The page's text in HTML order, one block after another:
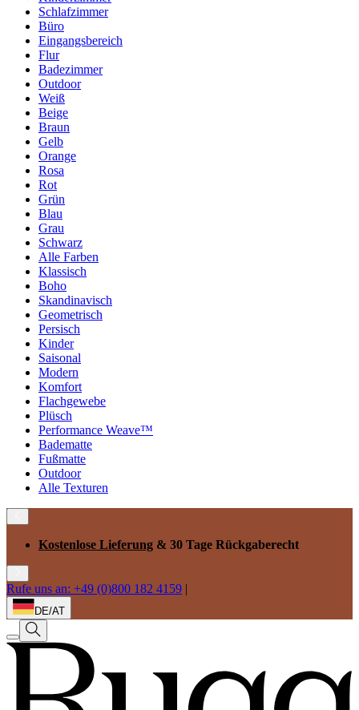
Schlafzimmer
Büro
Eingangsbereich
Flur
Badezimmer
Outdoor
Weiß
Beige
Braun
Gelb
Orange
Rosa
Rot
Grün
Blau
Grau
Schwarz
Alle Farben
Klassisch
Boho
Skandinavisch
Geometrisch
Persisch
Kinder
Saisonal
Modern
Komfort
Flachgewebe
Plüsch
Performance Weave™
Badematte
Fußmatte
Outdoor
Alle Texturen
Kostenlose Lieferung & 30 Tage Rückgaberecht
Rufe uns an: +49 (0)800 182 4159 |
DE/AT